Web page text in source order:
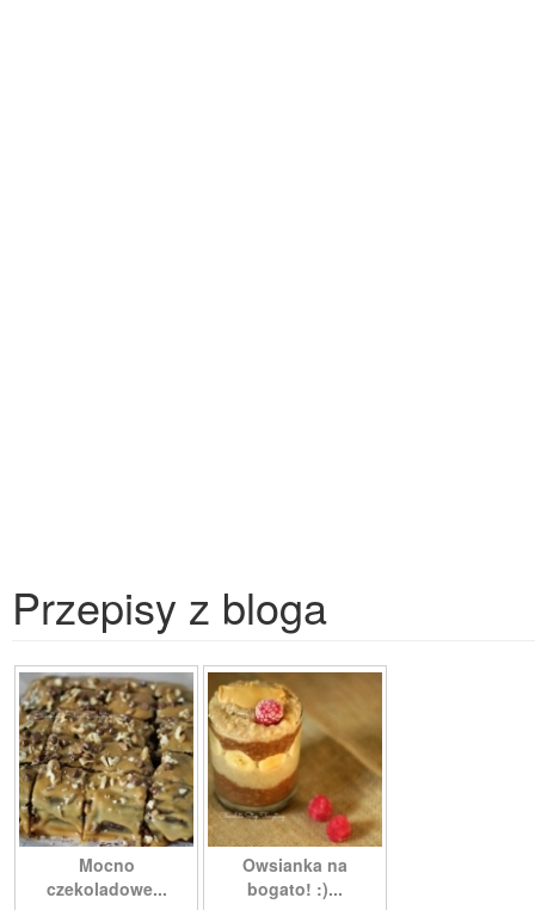
Przepisy z bloga
Mocno
czekoladowe...
Owsianka na
bogato! :)...